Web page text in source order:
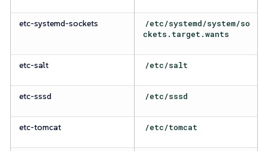
etc-systemd-sockets
/etc/systemd/system/so
ckets.target.wants
etc-salt /etc/salt
etc-sssd /etc/sssd
etc-tomcat /etc/tomcat